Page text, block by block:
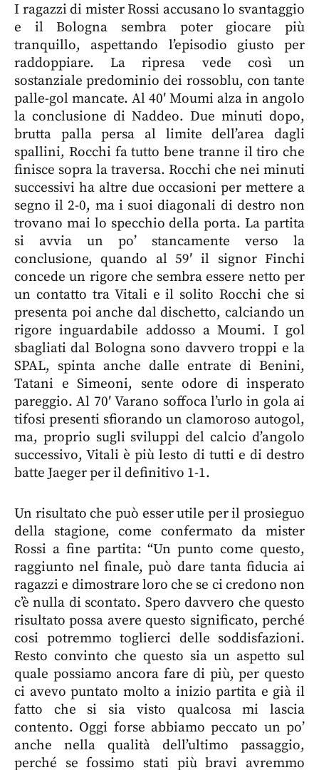
I ragazzi di mister Rossi accusano lo svantaggio
e il Bologna sembra poter giocare più
tranquillo, aspettando l’episodio giusto per
raddoppiare. La ripresa vede così un
sostanziale predominio dei rossoblu, con tante
palle-gol mancate. Al 40′ Moumi alza in angolo
la conclusione di Naddeo. Due minuti dopo,
brutta palla persa al limite dell’area dagli
spallini, Rocchi fa tutto bene tranne il tiro che
finisce sopra la traversa. Rocchi che nei minuti
successivi ha altre due occasioni per mettere a
segno il 2-0, ma i suoi diagonali di destro non
trovano mai lo specchio della porta. La partita
si avvia un po’ stancamente verso la
conclusione, quando al 59′ il signor Finchi
concede un rigore che sembra essere netto per
un contatto tra Vitali e il solito Rocchi che si
presenta poi anche dal dischetto, calciando un
rigore inguardabile addosso a Moumi. I gol
sbagliati dal Bologna sono davvero troppi e la
SPAL, spinta anche dalle entrate di Benini,
Tatani e Simeoni, sente odore di insperato
pareggio. Al 70′ Varano soffoca l’urlo in gola ai
tifosi presenti sfiorando un clamoroso autogol,
ma, proprio sugli sviluppi del calcio d’angolo
successivo, Vitali è più lesto di tutti e di destro
batte Jaeger per il definitivo 1-1.
Un risultato che può esser utile per il prosieguo
della stagione, come confermato da mister
Rossi a fine partita: “Un punto come questo,
raggiunto nel finale, può dare tanta fiducia ai
ragazzi e dimostrare loro che se ci credono non
c’è nulla di scontato. Spero davvero che questo
risultato possa avere questo significato, perché
cosi potremmo toglierci delle soddisfazioni.
Resto convinto che questo sia un aspetto sul
quale possiamo ancora fare di più, per questo
ci avevo puntato molto a inizio partita e già il
fatto che si sia visto qualcosa mi lascia
contento. Oggi forse abbiamo peccato un po’
anche nella qualità dell’ultimo passaggio,
perché se fossimo stati più bravi avremmo